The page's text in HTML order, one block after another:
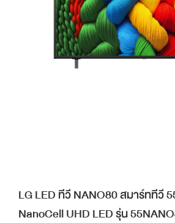
LG LED ทีวี NANO80 สมาร์ททีวี
NanoCell UHD LED รุ่น